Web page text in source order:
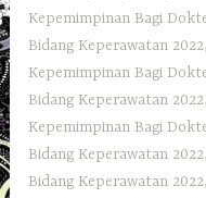
Kepemimpinan Bagi
Bidang Keperawatan 2022,
Kepemimpinan Bagi
Bidang Keperawatan 2022,
Kepemimpinan Bagi
Bidang Keperawatan 2022,
Bidang Keperawatan 2022,